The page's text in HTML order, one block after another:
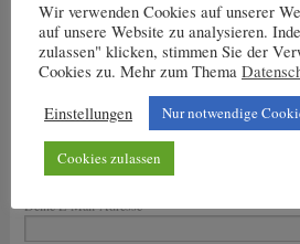
15.30 Uhr bis 17 Uhr
17 Uhr bis 18.30 Uhr
Nachricht an den Trainer
Dein Name
Deine E-Mail-Adresse
Wir verwenden Cookies auf unserer
auf unsere Website zu analysieren.
zulassen" klicken, stimmen Sie der
Cookies zu. Mehr zum Thema
Einstellungen
Nur notwendige
Cookies zulassen